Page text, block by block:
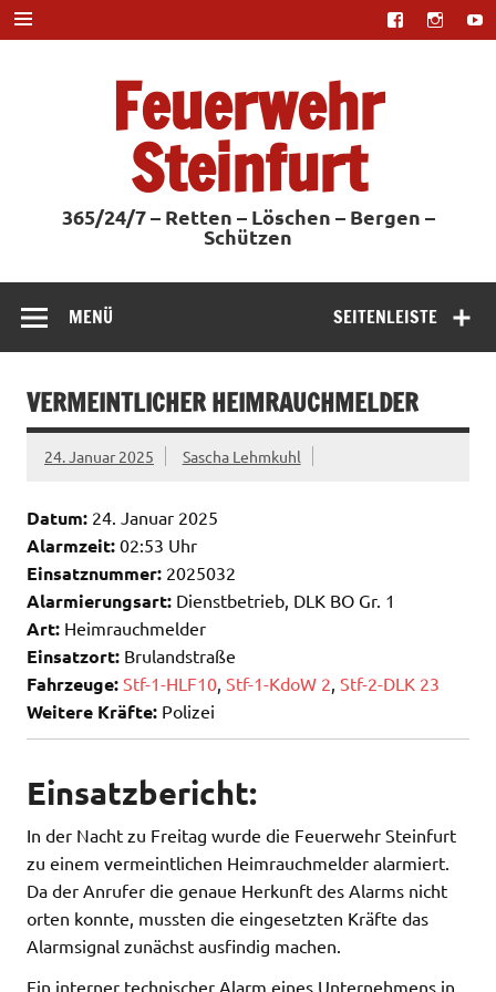
Zum
Inhalt
springen
Feuerwehr
Steinfurt
365/24/7 – Retten – Löschen – Bergen –
Schützen
SEITENLEISTE
MENÜ
VERMEINTLICHER HEIMRAUCHMELDER
24. Januar 2025 Sascha Lehmkuhl
Datum: 24. Januar 2025
Alarmzeit: 02:53 Uhr
Einsatznummer: 2025032
Alarmierungsart: Dienstbetrieb, DLK BO Gr. 1
Art: Heimrauchmelder
Einsatzort: Brulandstraße
Fahrzeuge: Stf-1-HLF10 Stf-1-KdoW 2 Stf-2-DLK 23
Weitere Kräfte: Polizei
Einsatzbericht:
In der Nacht zu Freitag wurde die Feuerwehr Steinfurt
zu einem vermeintlichen Heimrauchmelder alarmiert.
Da der Anrufer die genaue Herkunft des Alarms nicht
orten konnte, mussten die eingesetzten Kräfte das
Alarmsignal zunächst ausfindig machen.
Ein interner technischer Alarm eines Unternehmens in